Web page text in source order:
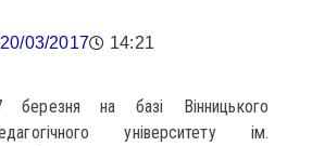
20/03/2017 14:21
березня на базі Вінницького
університету ім.